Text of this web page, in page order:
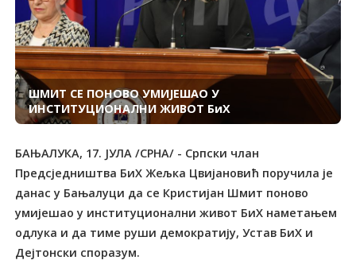
ШМИТ СЕ ПОНОВО УМИЈЕШАО У
ИНСТИТУЦИОНАЛНИ ЖИВОТ БиХ
БАЊАЛУКА, 17. ЈУЛА /СРНА/ - Српски члан
Предсједништва БиХ Жељка Цвијановић поручила је
данас у Бањалуци да се Кристијан Шмит поново
умијешао у институционални живот БиХ наметањем
одлука и да тиме руши демократију, Устав БиХ и
Дејтонски споразум.